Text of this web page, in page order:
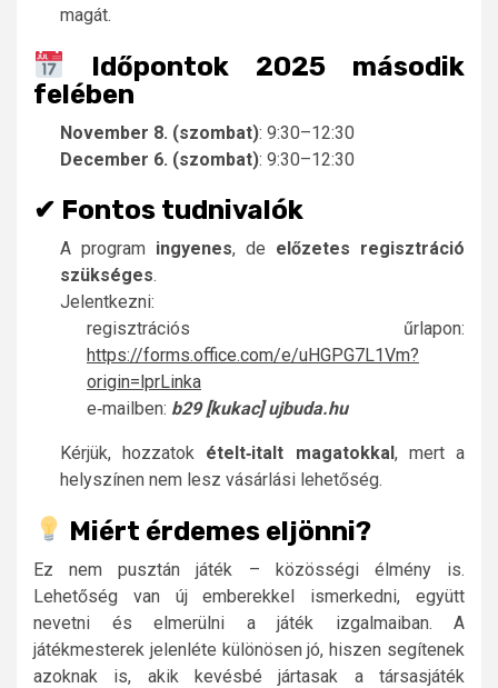
magát.
Időpontok 2025 második
felében
November 8. (szombat): 9:30–12:30
December 6. (szombat): 9:30–12:30
✔ Fontos tudnivalók
A program ingyenes, de előzetes regisztráció
szükséges.
Jelentkezni:
regisztrációs űrlapon:
https://forms.office.com/e/uHGPG7L1Vm?
origin=lprLinka
e‑mailben: b29 [kukac] ujbuda.hu
Kérjük, hozzatok ételt‑italt magatokkal , mert a
helyszínen nem lesz vásárlási lehetőség.
Miért érdemes eljönni?
Ez nem pusztán játék – közösségi élmény is.
Lehetőség van új emberekkel ismerkedni, együtt
nevetni és elmerülni a játék izgalmaiban. A
játékmesterek jelenléte különösen jó, hiszen segítenek
azoknak is, akik kevésbé jártasak a társasjáték